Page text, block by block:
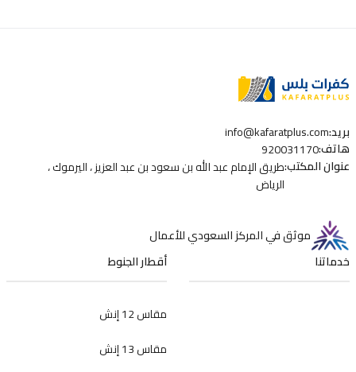
بريد:
info@kafaratplus.com
هاتف:
920031170
عنوان المكتب:طريق الإمام عبد الله بن سعود بن عبد العزيز ، اليرموك ،
الرياض
موثق في المركز السعودي للأعمال
خدماتنا
أقطار الجنوط
مقاس 12 إنش
مقاس 13 إنش